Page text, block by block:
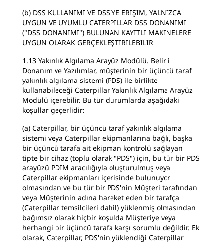
(b) DSS KULLANIMI VE DSS'YE ERIŞIM, YALNIZCA
UYGUN VE UYUMLU CATERPILLAR DSS DONANIMI
("DSS DONANIMI") BULUNAN KAYITLI MAKINELERE
UYGUN OLARAK GERÇEKLEŞTIRILEBILIR
1.13 Yakınlık Algılama Arayüz Modülü. Belirli
Donanım ve Yazılımlar, müşterinin bir üçüncü taraf
yakınlık algılama sistemi (PDS) ile birlikte
kullanabileceği Caterpillar Yakınlık Algılama Arayüz
Modülü içerebilir. Bu tür durumlarda aşağıdaki
koşullar geçerlidir:
(a) Caterpillar, bir üçüncü taraf yakınlık algılama
sistemi veya Caterpillar ekipmanlarına bağlı, başka
bir üçüncü tarafa ait ekipman kontrolü sağlayan
tipte bir cihaz (toplu olarak "PDS") için, bu tür bir PDS
arayüzü PDIM aracılığıyla oluşturulmuş veya
Caterpillar ekipmanları içerisinde bulunuyor
olmasından ve bu tür bir PDS'nin Müşteri tarafından
veya Müşterinin adına hareket eden bir tarafça
(Caterpillar temsilcileri dahil) yüklenmiş olmasından
bağımsız olarak hiçbir koşulda Müşteriye veya
herhangi bir üçüncü tarafa karşı sorumlu değildir. Ek
olarak, Caterpillar, PDS'nin yüklendiği Caterpillar